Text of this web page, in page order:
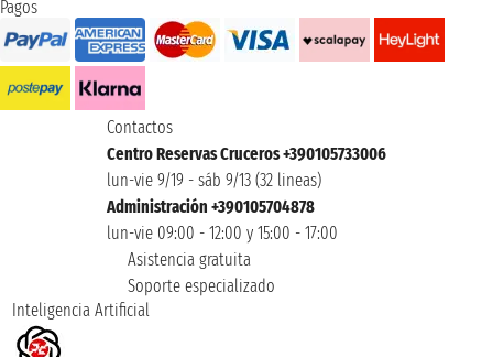
Pagos
Contactos
Centro Reservas Cruceros +390105733006
lun-vie 9/19 - sáb 9/13 (32 lineas)
Administración +390105704878
lun-vie 09:00 - 12:00 y 15:00 - 17:00
Asistencia gratuita
Soporte especializado
Inteligencia Artificial